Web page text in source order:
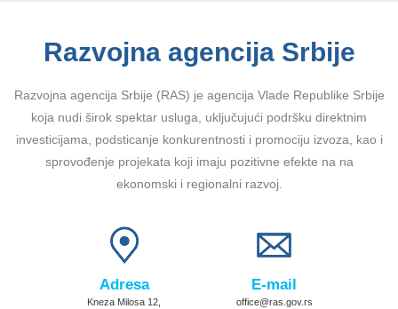
Razvojna agencija Srbije
Razvojna agencija Srbije (RAS) je agencija Vlade Republike Srbije
koja nudi širok spektar usluga, uključujući podršku direktnim
investicijama, podsticanje konkurentnosti i promociju izvoza, kao i
sprovođenje projekata koji imaju pozitivne efekte na na
ekonomski i regionalni razvoj.
Adresa
Kneza Milosa 12,
E-mail
office@ras.gov.rs